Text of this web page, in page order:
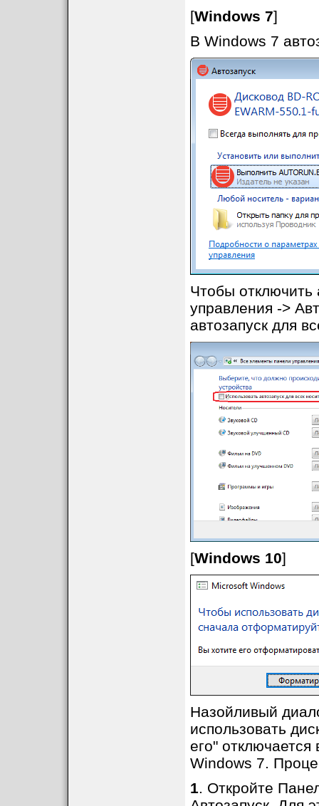
[Windows 7]
В Windows 7
Чтобы отключить
управления ->
автозапуск для
[Windows 10]
Назойливый
использовать
его" отключается
Windows 7.
1. Откройте